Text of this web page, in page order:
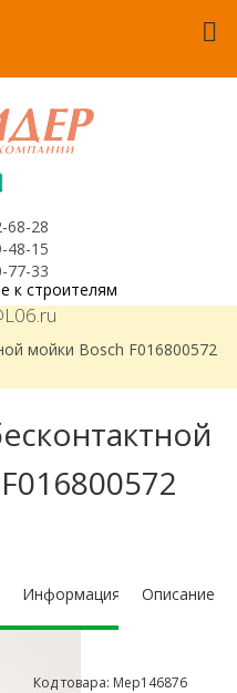
68-28
48-15
77-33
к строителям
мойки Bosch F016800572
Информация Описание
Код товара: Мер146876